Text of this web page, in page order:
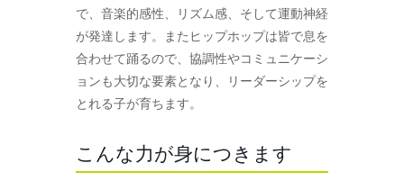
で、音楽的感性、リズム感、そして運動神経
が発達します。またヒップホップは皆で息を
合わせて踊るので、協調性やコミュニケーシ
ョンも大切な要素となり、リーダーシップを
とれる子が育ちます。
こんな力が身につきます